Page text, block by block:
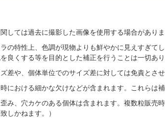
ては過去に撮影した画像を使用する場合がありま
の特性上、色調が現物よりも鮮やかに見えすぎ
くする等を目的とした補正を行うことは一切あり
や、個体単位でのサイズ差に対しては免責とさせ
おける細かな欠けなどが含まれます。これらは
み、穴カケのある個体は含まれます。複数粒販
しかねます。）